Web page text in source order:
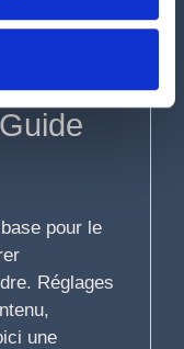
un
pour le
Réglages
une